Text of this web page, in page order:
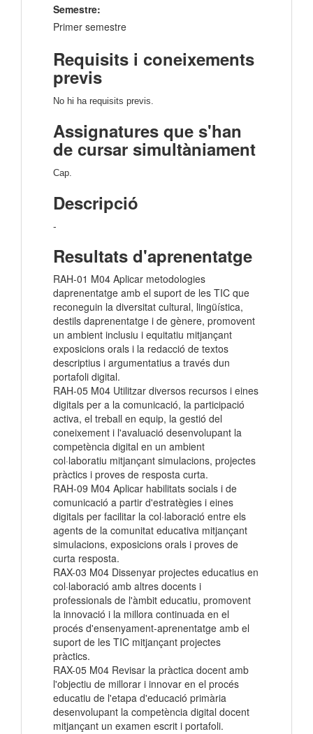
Semestre:
Primer semestre
Requisits i coneixements
previs
No hi ha requisits previs.
Assignatures que s'han
de cursar simultàniament
Cap.
Descripció
-
Resultats d'aprenentatge
RAH-01 M04 Aplicar metodologies
daprenentatge amb el suport de les TIC que
reconeguin la diversitat cultural, lingüística,
destils daprenentatge i de gènere, promovent
un ambient inclusiu i equitatiu mitjançant
exposicions orals i la redacció de textos
descriptius i argumentatius a través dun
portafoli digital.
RAH-05 M04 Utilitzar diversos recursos i eines
digitals per a la comunicació, la participació
activa, el treball en equip, la gestió del
coneixement i l'avaluació desenvolupant la
competència digital en un ambient
col·laboratiu mitjançant simulacions, projectes
pràctics i proves de resposta curta.
RAH-09 M04 Aplicar habilitats socials i de
comunicació a partir d'estratègies i eines
digitals per facilitar la col·laboració entre els
agents de la comunitat educativa mitjançant
simulacions, exposicions orals i proves de
curta resposta.
RAX-03 M04 Dissenyar projectes educatius en
col·laboració amb altres docents i
professionals de l'àmbit educatiu, promovent
la innovació i la millora continuada en el
procés d'ensenyament-aprenentatge amb el
suport de les TIC mitjançant projectes
pràctics.
RAX-05 M04 Revisar la pràctica docent amb
l'objectiu de millorar i innovar en el procés
educatiu de l'etapa d'educació primària
desenvolupant la competència digital docent
mitjançant un examen escrit i portafoli.